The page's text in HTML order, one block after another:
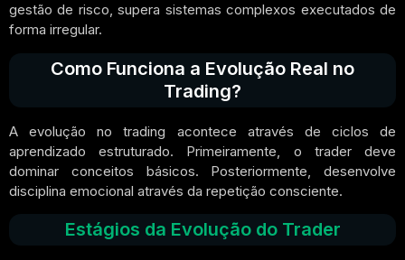
gestão de risco, supera sistemas complexos executados de
forma irregular.
Como Funciona a Evolução Real no
Trading?
A evolução no trading acontece através de ciclos de
aprendizado estruturado. Primeiramente, o trader deve
dominar conceitos básicos. Posteriormente, desenvolve
disciplina emocional através da repetição consciente.
Estágios da Evolução do Trader